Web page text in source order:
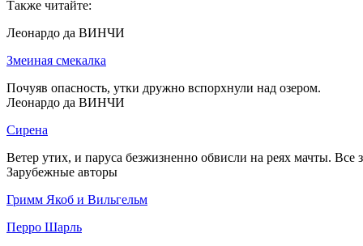
Также читайте:
Леонардо да ВИНЧИ
Змеиная смекалка
Почуяв опасность, утки дружно вспорхнули над озером.
Леонардо да ВИНЧИ
Сирена
Ветер утих, и паруса безжизненно обвисли на реях мачты. Все
Зарубежные авторы
Гримм Якоб и Вильгельм
Перро Шарль